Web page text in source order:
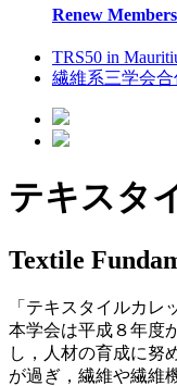
Renew
TRS50 in
繊維系三学会
テキスタ
Textile
「テキスタイルカレ
本学会は平成８年度
し，人材の育成に努
が過ぎ，繊維や繊維